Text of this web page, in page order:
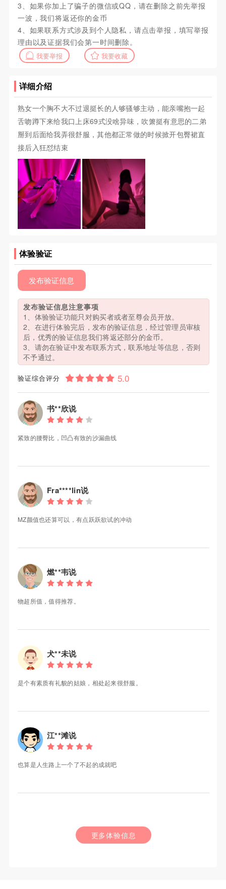
3、如果你加上了骗子的微信或QQ，请在删除之前先举报
一波，我们将返还你的金币
4、如果联系方式涉及到个人隐私，请点击举报，填写举报
理由以及证据我们会第一时间删除。
我要举报 我要收藏
详细介绍
熟女一个胸不大不过退挺长的人够骚够主动，能亲嘴抱一起
舌吻蹲下来给我口上床69式没啥异味，吹箫挺有意思的二弟
掰到后面给我弄很舒服，其他都正常做的时候掀开包臀裙直
接后入狂怼结束
体验验证
发布验证信息
发布验证信息注意事项
1、体验验证功能只对购买者或者至尊会员开放。
2、在进行体验完后，发布的验证信息，经过管理员审核
后，优秀的验证信息我们将返还部分的金币。
3、请勿在验证中发布联系方式，联系地址等信息，否则
不予通过。
验证综合评分
书**欣说
紧致的腰臀比，凹凸有致的沙漏曲线
Fra****lin说
MZ颜值也还算可以，有点跃跃欲试的冲动
燃**韦说
物超所值，值得推荐。
犬**未说
是个有素质有礼貌的姑娘，相处起来很舒服。
江**滩说
也算是人生路上一个了不起的成就吧
更多体验信息